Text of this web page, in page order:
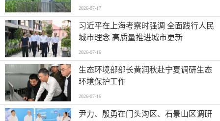
2026-07-17
习近平在上海考察时强调 全面践行人民
城市理念 高质量推进城市更新
2026-07-16
生态环境部部长黄润秋赴宁夏调研生态
环境保护工作
2026-07-16
尹力、殷勇在门头沟区、石景山区调研